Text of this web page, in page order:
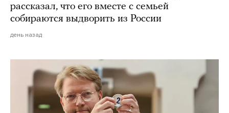
рассказал, что его вместе с семьей
собираются выдворить из России
день назад